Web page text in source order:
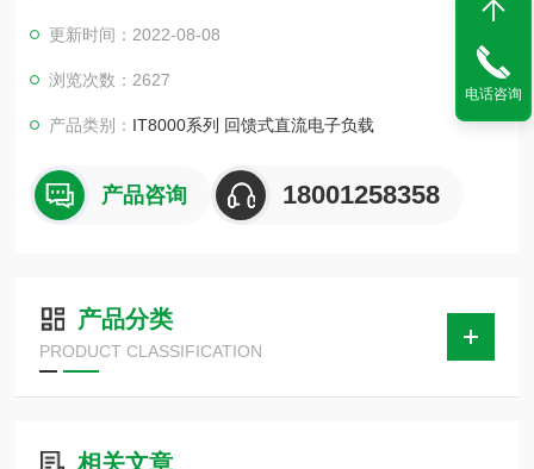
电和散热成本，同时也符合节能环保的需求。采用模块化高功率
密度设计，3U体积内可提供高达18kW的功率吸收，通过主从并
联、主动均流，可将功率扩展至1.152MW，特别适用于大功率电
更新时间：2022-08-08
浏览次数：2627
产品类别： IT8000系列 回馈式直流电子负载
产品咨询 18001258358
产品分类
PRODUCT CLASSIFICATION
相关文章
电话咨询